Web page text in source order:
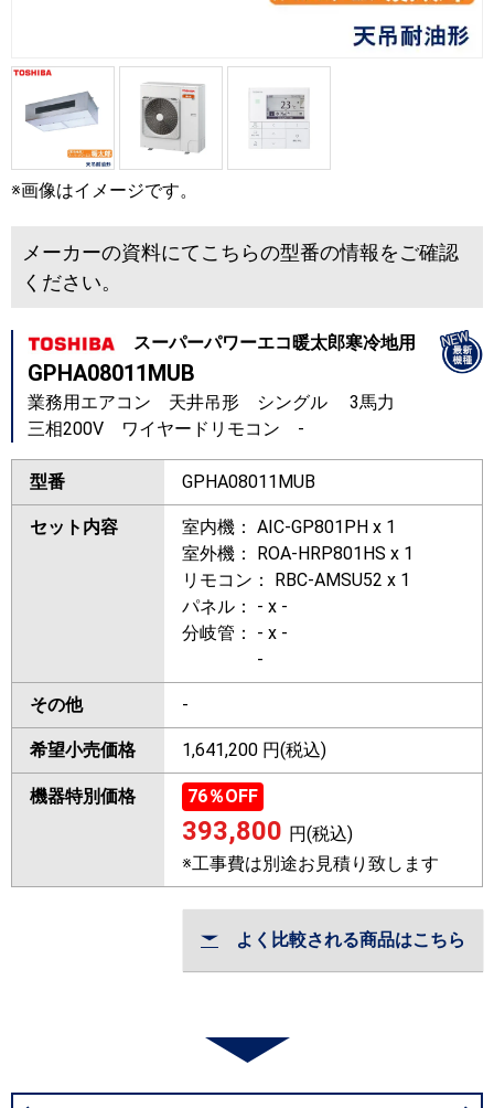
※画像はイメージです。
メーカーの資料にてこちらの型番の情報をご確認
ください。
スーパーパワーエコ暖太郎寒冷地用
GPHA08011MUB
業務用エアコン 天井吊形 シングル 3馬力
三相200V ワイヤードリモコン -
型番 GPHA08011MUB
セット内容
室内機： AIC-GP801PH x 1
室外機： ROA-HRP801HS x 1
リモコン： RBC-AMSU52 x 1
パネル： - x -
分岐管： - x -
-
その他 -
希望小売価格 1,641,200 円(税込)
機器特別価格 76％OFF
393,800 円(税込)
※工事費は別途お見積り致します
よく比較される商品はこちら